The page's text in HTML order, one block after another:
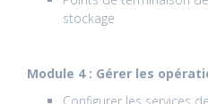
stockage
Module 4 : Gérer les